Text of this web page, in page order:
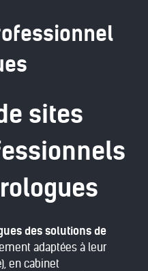
sites
des solutions de
adaptées à leur
en cabinet